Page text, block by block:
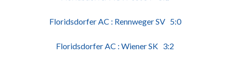
Floridsdorfer AC : Rennweger SV 5:0
Floridsdorfer AC : Wiener SK 3:2